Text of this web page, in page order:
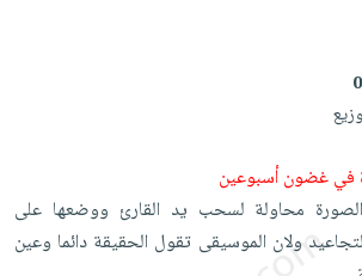
في غضون أسبوعين
محاولة لسحب يد القارئ ووضعها على
ولان الموسيقى تقول الحقيقة دائما وعين